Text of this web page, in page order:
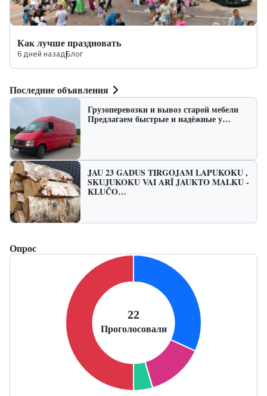
Как лучше праздновать
6 дней назад|Блог
Последние объявления
Грузоперевозки и вывоз старой мебели
Предлагаем быстрые и надёжные у…
JAU 23 GADUS TIRGOJAM LAPUKOKU ,
SKUJUKOKU VAI ARĪ JAUKTO MALKU -
KLUČO…
Опрос